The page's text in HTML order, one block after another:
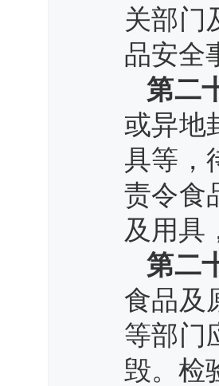
关部门
品安全
第二
或异地
具等，
责令食
及用具
第二
食品及
等部门
毁。检